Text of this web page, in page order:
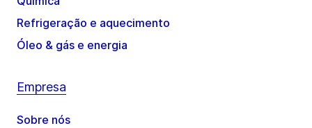
Refrigeração e aquecimento
Óleo & gás e energia
Empresa
Sobre nós